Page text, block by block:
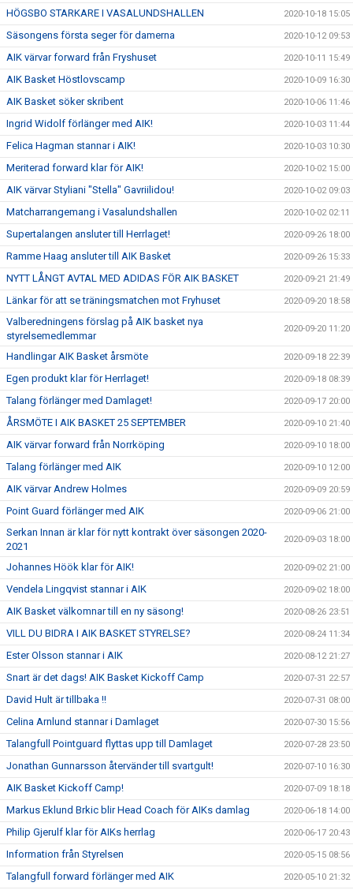
HÖGSBO STARKARE I VASALUNDSHALLEN 2020-10-18 15:05
Säsongens första seger för damerna 2020-10-12 09:53
AIK värvar forward från Fryshuset 2020-10-11 15:49
AIK Basket Höstlovscamp 2020-10-09 16:30
AIK Basket söker skribent 2020-10-06 11:46
Ingrid Widolf förlänger med AIK! 2020-10-03 11:44
Felica Hagman stannar i AIK! 2020-10-03 10:30
Meriterad forward klar för AIK! 2020-10-02 15:00
AIK värvar Styliani "Stella" Gavriilidou! 2020-10-02 09:03
Matcharrangemang i Vasalundshallen 2020-10-02 02:11
Supertalangen ansluter till Herrlaget! 2020-09-26 18:00
Ramme Haag ansluter till AIK Basket 2020-09-26 15:33
NYTT LÅNGT AVTAL MED ADIDAS FÖR AIK BASKET 2020-09-21 21:49
Länkar för att se träningsmatchen mot Fryhuset 2020-09-20 18:58
Valberedningens förslag på AIK basket nya
styrelsemedlemmar
2020-09-20 11:20
Handlingar AIK Basket årsmöte 2020-09-18 22:39
Egen produkt klar för Herrlaget! 2020-09-18 08:39
Talang förlänger med Damlaget! 2020-09-17 20:00
ÅRSMÖTE I AIK BASKET 25 SEPTEMBER 2020-09-10 21:40
AIK värvar forward från Norrköping 2020-09-10 18:00
Talang förlänger med AIK 2020-09-10 12:00
AIK värvar Andrew Holmes 2020-09-09 20:59
Point Guard förlänger med AIK 2020-09-06 21:00
Serkan Innan är klar för nytt kontrakt över säsongen 2020-
2021
2020-09-03 18:00
Johannes Höök klar för AIK! 2020-09-02 21:00
Vendela Lingqvist stannar i AIK 2020-09-02 18:00
AIK Basket välkomnar till en ny säsong! 2020-08-26 23:51
VILL DU BIDRA I AIK BASKET STYRELSE? 2020-08-24 11:34
Ester Olsson stannar i AIK 2020-08-12 21:27
Snart är det dags! AIK Basket Kickoff Camp 2020-07-31 22:57
David Hult är tillbaka !! 2020-07-31 08:00
Celina Arnlund stannar i Damlaget 2020-07-30 15:56
Talangfull Pointguard flyttas upp till Damlaget 2020-07-28 23:50
Jonathan Gunnarsson återvänder till svartgult! 2020-07-10 16:30
AIK Basket Kickoff Camp! 2020-07-09 18:18
Markus Eklund Brkic blir Head Coach för AIKs damlag 2020-06-18 14:00
Philip Gjerulf klar för AIKs herrlag 2020-06-17 20:43
Information från Styrelsen 2020-05-15 08:56
Talangfull forward förlänger med AIK 2020-05-10 21:32